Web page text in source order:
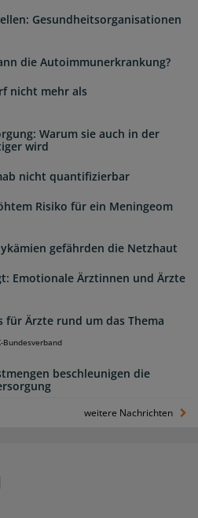
Gesundheitsorganisationen
die Autoimmunerkrankung?
nicht mehr als
Warum sie auch in der
wird
nicht quantifizierbar
Risiko für ein Meningeom
gefährden die Netzhaut
Emotionale Ärztinnen und Ärzte
für Ärzte rund um das Thema
beschleunigen die
Bundesverband
weitere Nachrichten